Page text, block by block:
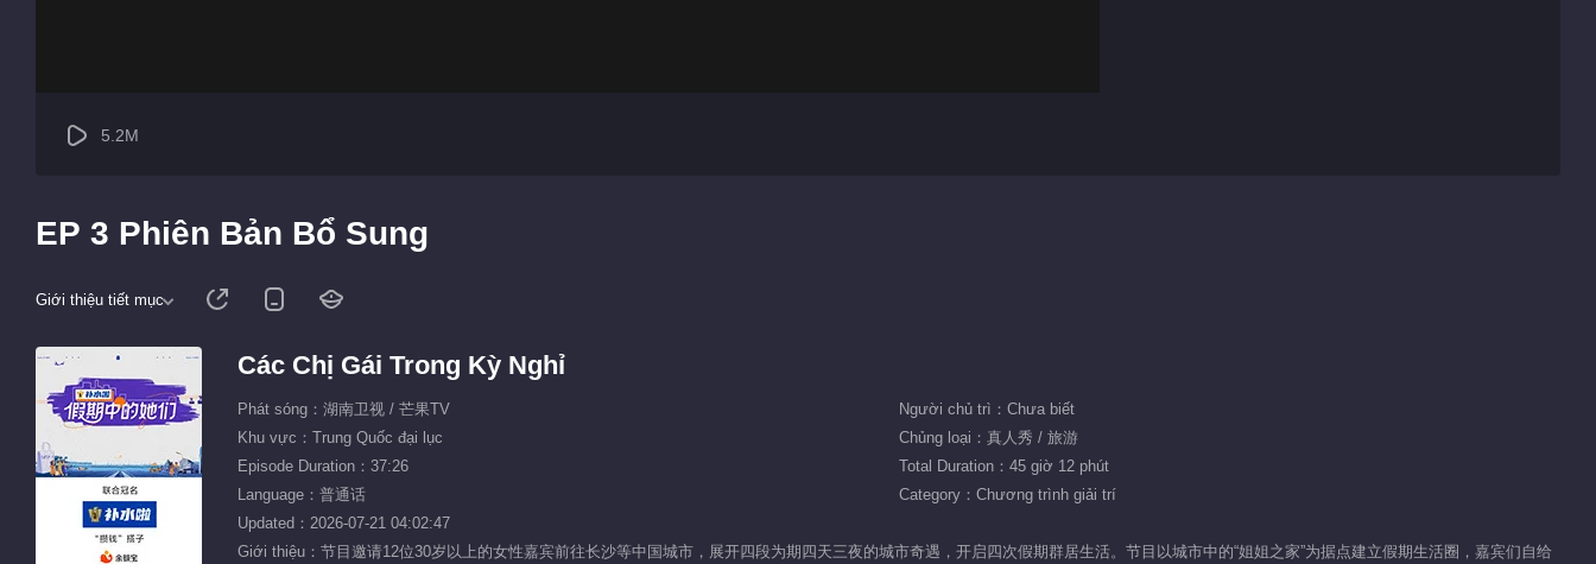
5.2M
EP 3 Phiên Bản Bổ Sung
Giới thiệu tiết mục
Các Chị Gái Trong Kỳ Nghỉ
Phát sóng：湖南卫视 / 芒果TV
Người chủ trì：Chưa biết
Khu vực：Trung Quốc đại lục
Chủng loại：真人秀 / 旅游
Episode Duration：37:26
Total Duration：45 giờ 12 phút
Language：普通话
Category：Chương trình giải trí
Updated：2026-07-21 04:02:47
Giới thiệu：节目邀请12位30岁以上的女性嘉宾前往长沙等中国城市，展开四段为期四天三夜的城市奇遇，开启四次假期群居生活。节目以城市中的“姐姐之家”为据点建立假期生活圈，嘉宾们自给